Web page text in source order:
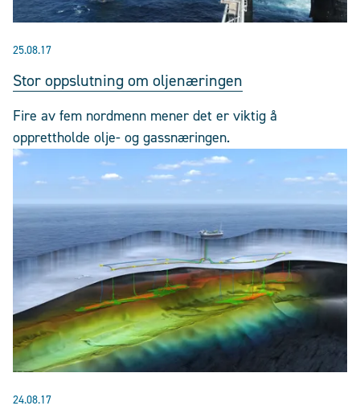
25.08.17
Stor oppslutning om oljenæringen
Fire av fem nordmenn mener det er viktig å
opprettholde olje- og gassnæringen.
24.08.17